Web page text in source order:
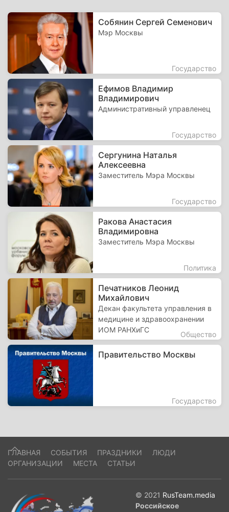
Собянин Сергей Семенович
Мэр Москвы
Государство
Ефимов Владимир
Владимирович
Административный управленец
Государство
Сергунина Наталья
Алексеевна
Заместитель Мэра Москвы
Государство
Ракова Анастасия
Владимировна
Заместитель Мэра Москвы
Политика
Печатников Леонид
Михайлович
Декан факультета управления в
медицине и здравоохранении
ИОМ РАНХиГС
Общество
Правительство Москвы
Государство
ГЛАВНАЯ СОБЫТИЯ ПРАЗДНИКИ
ЛЮДИ
ОРГАНИЗАЦИИ
МЕСТА СТАТЬИ
© 2021 RusTeam.media
Российское